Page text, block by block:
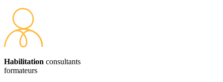
Habilitation consultants
formateurs